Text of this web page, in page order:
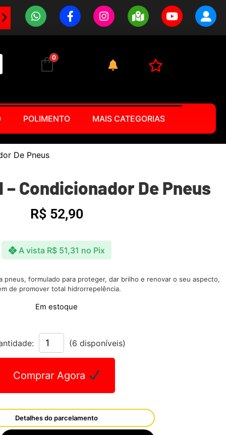
0
POLIMENTO MAIS CATEGORIAS
De Pneus
– Condicionador De Pneus
R$ 52,90
A vista R$51,31 no Pix
pneus, formulado para proteger, dar brilho e renovar o seu aspecto,
de promover total hidrorrepelência.
Em estoque
(6 disponíveis)
Comprar Agora
Detalhes do parcelamento